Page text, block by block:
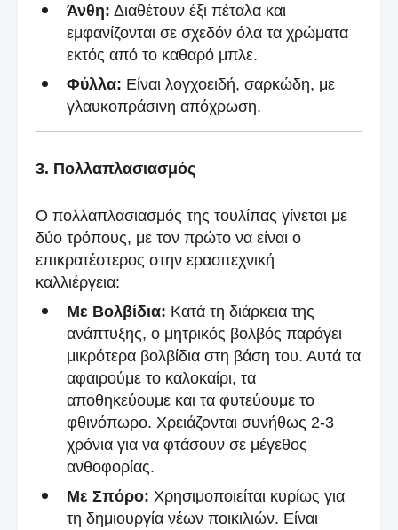
Άνθη: Διαθέτουν έξι πέταλα και
εμφανίζονται σε σχεδόν όλα τα χρώματα
εκτός από το καθαρό μπλε.
Φύλλα: Είναι λογχοειδή, σαρκώδη, με
γλαυκοπράσινη απόχρωση.
3. Πολλαπλασιασμός
Ο πολλαπλασιασμός της τουλίπας γίνεται με
δύο τρόπους, με τον πρώτο να είναι ο
επικρατέστερος στην ερασιτεχνική
καλλιέργεια:
Με Βολβίδια: Κατά τη διάρκεια της
ανάπτυξης, ο μητρικός βολβός παράγει
μικρότερα βολβίδια στη βάση του. Αυτά τα
αφαιρούμε το καλοκαίρι, τα
αποθηκεύουμε και τα φυτεύουμε το
φθινόπωρο. Χρειάζονται συνήθως 2-3
χρόνια για να φτάσουν σε μέγεθος
ανθοφορίας.
Με Σπόρο: Χρησιμοποιείται κυρίως για
τη δημιουργία νέων ποικιλιών. Είναι